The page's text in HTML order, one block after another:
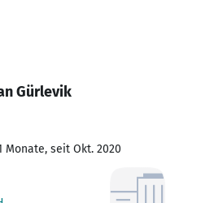
Gürlevik
Monate, seit Okt. 2020